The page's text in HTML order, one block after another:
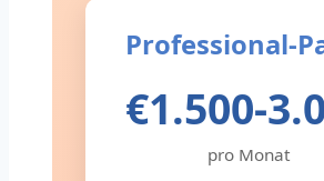
Professional-
€1.500-
pro Monat